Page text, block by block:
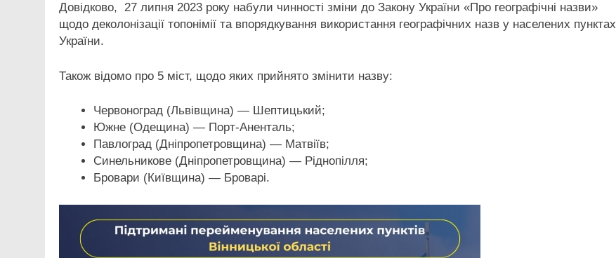
Довідково, 27 липня 2023 року набули чинності зміни до Закону України «Про географічні назви»
щодо деколонізації топонімії та впорядкування використання географічних назв у населених пунктах
України.
Також відомо про 5 міст, щодо яких прийнято змінити назву:
Червоноград (Львівщина) — Шептицький;
Южне (Одещина) — Порт-Аненталь;
Павлоград (Дніпропетровщина) — Матвіїв;
Синельникове (Дніпропетровщина) — Ріднопілля;
Бровари (Київщина) — Броварі.